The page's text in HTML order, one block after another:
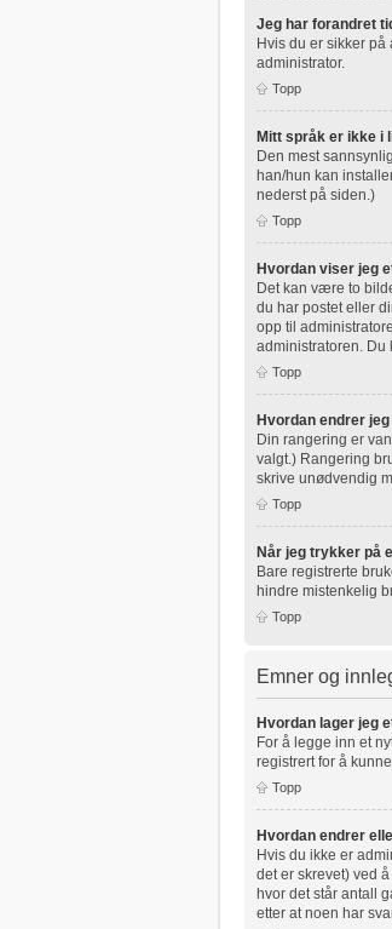
Jeg har forandret
Hvis du er sikker
administrator.
Topp
Mitt språk er ikke i
Den mest
han/hun kan
nederst på siden.)
Topp
Hvordan viser jeg
Det kan være to
du har postet eller
opp til
administratoren. Du
Topp
Hvordan endrer
Din rangering er
valgt.) Rangering
skrive unødvendig
Topp
Når jeg trykker på
Bare registrerte
hindre mistenkelig
Topp
Emner og
Hvordan lager jeg
For å legge inn et
registrert for å
Topp
Hvordan endrer
Hvis du ikke er
det er skrevet) ved
hvor det står antall
etter at noen har